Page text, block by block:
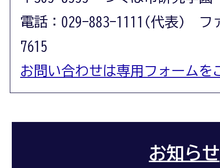
電話：029-883-1111(代表) フ
7615
お問い合わせは専用フォームを
お知らせ